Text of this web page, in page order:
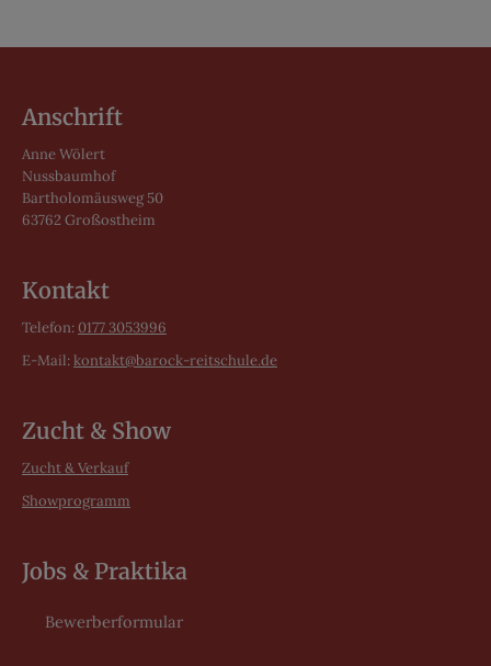
Anschrift
Anne Wölert
Nussbaumhof
Bartholomäusweg 50
63762 Großostheim
Kontakt
Telefon: 0177 3053996
E-Mail:kontakt@barock-reitschule.de
Zucht & Show
Zucht & Verkauf
Showprogramm
Jobs & Praktika
Bewerberformular